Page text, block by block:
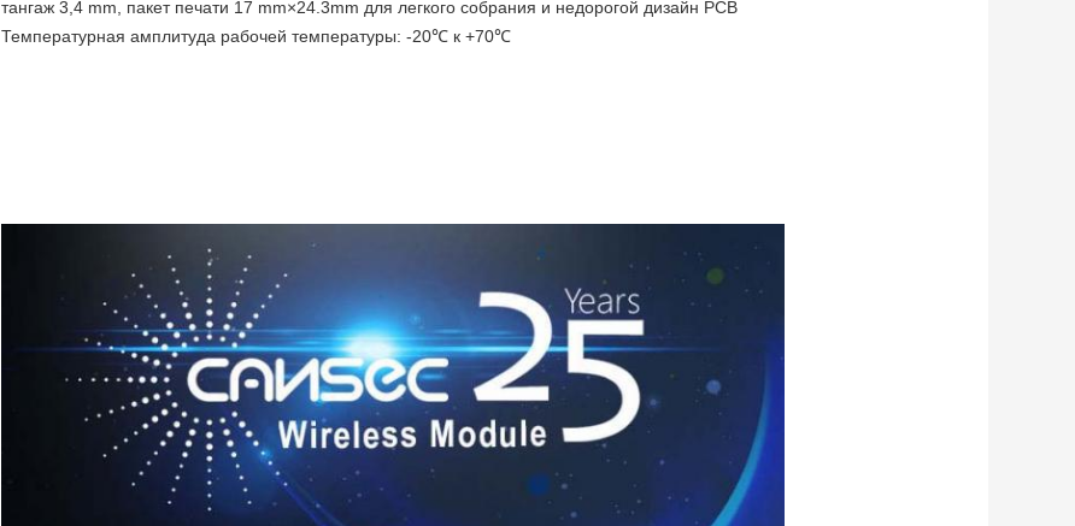
тангаж 3,4 mm, пакет печати 17 mm×24.3mm для легкого собрания и недорогой дизайн PCB
Температурная амплитуда рабочей температуры: -20℃ к +70℃